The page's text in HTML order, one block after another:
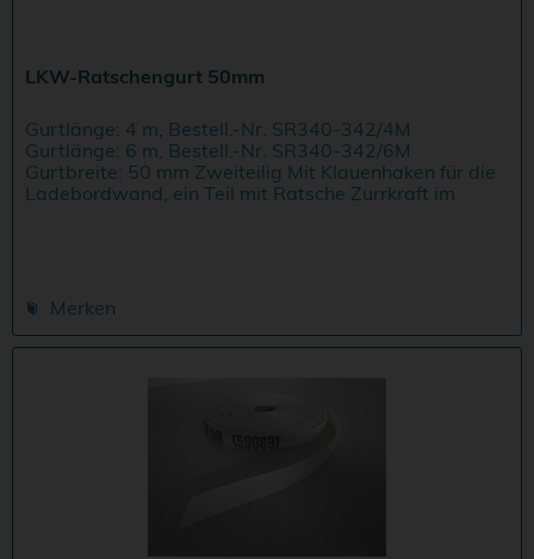
LKW-Ratschengurt 50mm
Gurtlänge: 4 m, Bestell.-Nr. SR340-342/4M
Gurtlänge: 6 m, Bestell.-Nr. SR340-342/6M
Gurtbreite: 50 mm Zweiteilig Mit Klauenhaken für die
Ladebordwand, ein Teil mit Ratsche Zurrkraft im
Merken